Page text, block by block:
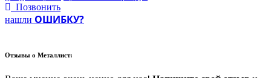
Позвонить
нашли ОШИБКУ?
Отзывы о Металлист: